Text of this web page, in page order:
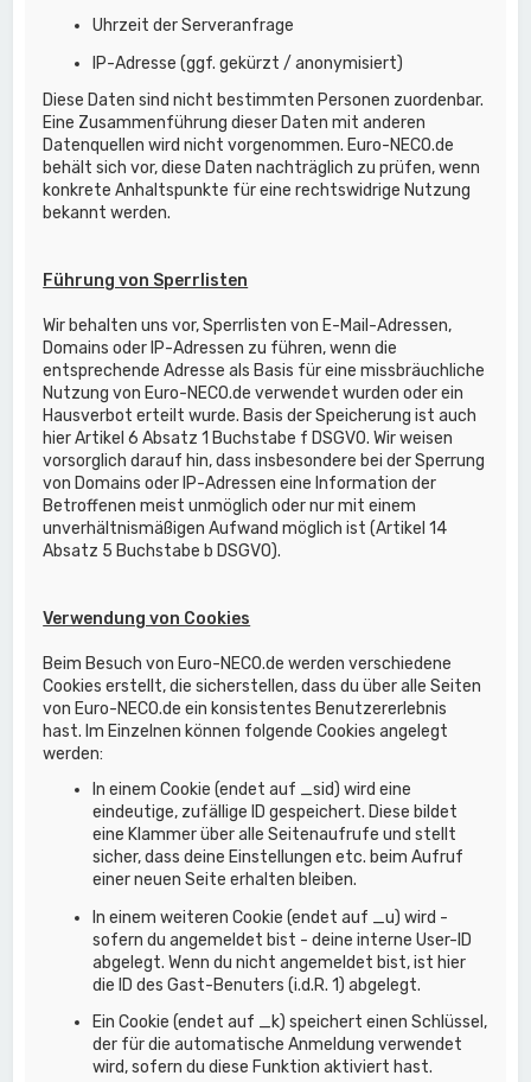
Uhrzeit der Serveranfrage
IP-Adresse (ggf. gekürzt / anonymisiert)
Diese Daten sind nicht bestimmten Personen zuordenbar.
Eine Zusammenführung dieser Daten mit anderen
Datenquellen wird nicht vorgenommen. Euro-NECO.de
behält sich vor, diese Daten nachträglich zu prüfen, wenn
konkrete Anhaltspunkte für eine rechtswidrige Nutzung
bekannt werden.
Führung von Sperrlisten
Wir behalten uns vor, Sperrlisten von E-Mail-Adressen,
Domains oder IP-Adressen zu führen, wenn die
entsprechende Adresse als Basis für eine missbräuchliche
Nutzung von Euro-NECO.de verwendet wurden oder ein
Hausverbot erteilt wurde. Basis der Speicherung ist auch
hier Artikel 6 Absatz 1 Buchstabe f DSGVO. Wir weisen
vorsorglich darauf hin, dass insbesondere bei der Sperrung
von Domains oder IP-Adressen eine Information der
Betroffenen meist unmöglich oder nur mit einem
unverhältnismäßigen Aufwand möglich ist (Artikel 14
Absatz 5 Buchstabe b DSGVO).
Verwendung von Cookies
Beim Besuch von Euro-NECO.de werden verschiedene
Cookies erstellt, die sicherstellen, dass du über alle Seiten
von Euro-NECO.de ein konsistentes Benutzererlebnis
hast. Im Einzelnen können folgende Cookies angelegt
werden:
In einem Cookie (endet auf _sid) wird eine
eindeutige, zufällige ID gespeichert. Diese bildet
eine Klammer über alle Seitenaufrufe und stellt
sicher, dass deine Einstellungen etc. beim Aufruf
einer neuen Seite erhalten bleiben.
In einem weiteren Cookie (endet auf _u) wird -
sofern du angemeldet bist - deine interne User-ID
abgelegt. Wenn du nicht angemeldet bist, ist hier
die ID des Gast-Benuters (i.d.R. 1) abgelegt.
Ein Cookie (endet auf _k) speichert einen Schlüssel,
der für die automatische Anmeldung verwendet
wird, sofern du diese Funktion aktiviert hast.